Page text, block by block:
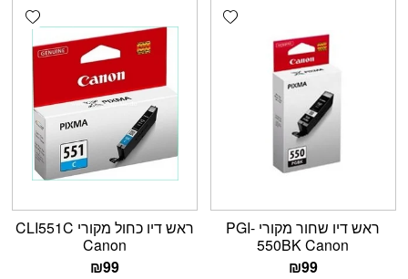
Add wishlist
ראש דיו שחור מקורי PGI-
550BK Canon
₪99
ראש דיו כחול מקורי CLI551C
Canon
₪99